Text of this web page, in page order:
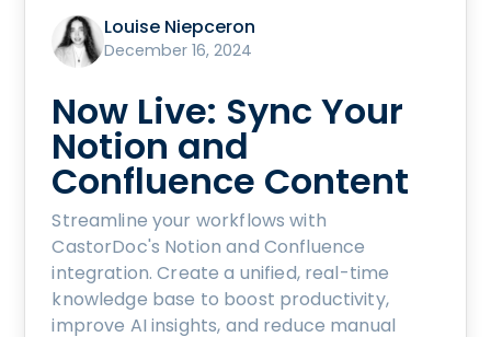
Louise Niepceron
December 16, 2024
Now Live: Sync Your
Notion and
Confluence Content
Streamline your workflows with
CastorDoc's Notion and Confluence
integration. Create a unified, real-time
knowledge base to boost productivity,
improve AI insights, and reduce manual